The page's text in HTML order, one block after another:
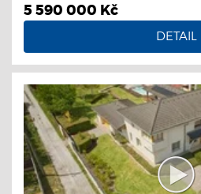
5 590 000 Kč
DETAIL